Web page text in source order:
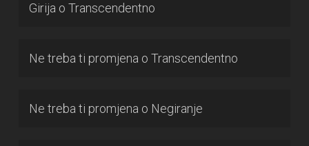
Girija o Transcendentno
Ne treba ti promjena o Transcendentno
Ne treba ti promjena o Negiranje